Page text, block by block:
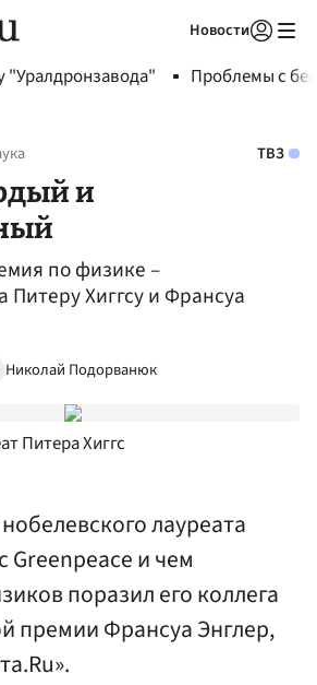
Новости
"Уралдронзавода" Проблемы с
ТВЗ
и
по физике –
Питеру Хиггсу и Франсуа
Николай Подорванюк
Питера Хиггс
лауреата
Greenpeace и чем
поразил его коллега
премии Франсуа Энглер,